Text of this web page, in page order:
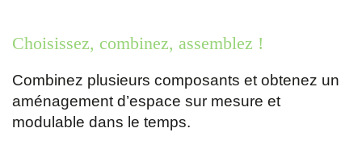
Choisissez, combinez, assemblez !
Combinez plusieurs composants et obtenez un
aménagement d’espace sur mesure et
modulable dans le temps.